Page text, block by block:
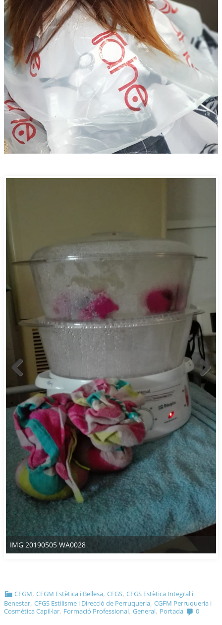
IMG 20190505 WA0028
CFGM,CFGM Estètica i Bellesa,CFGS,CFGS Estètica Integral i
Benestar, CFGS Estilisme i Direcció de Perruqueria, CGFM Perruqueria i
Cosmètica Capil·lar, Formació Professional, General, Portada 0